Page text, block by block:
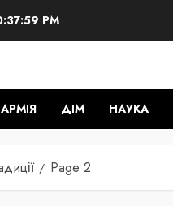
PM
АРМІЯ ДІМ НАУКА
Page 2